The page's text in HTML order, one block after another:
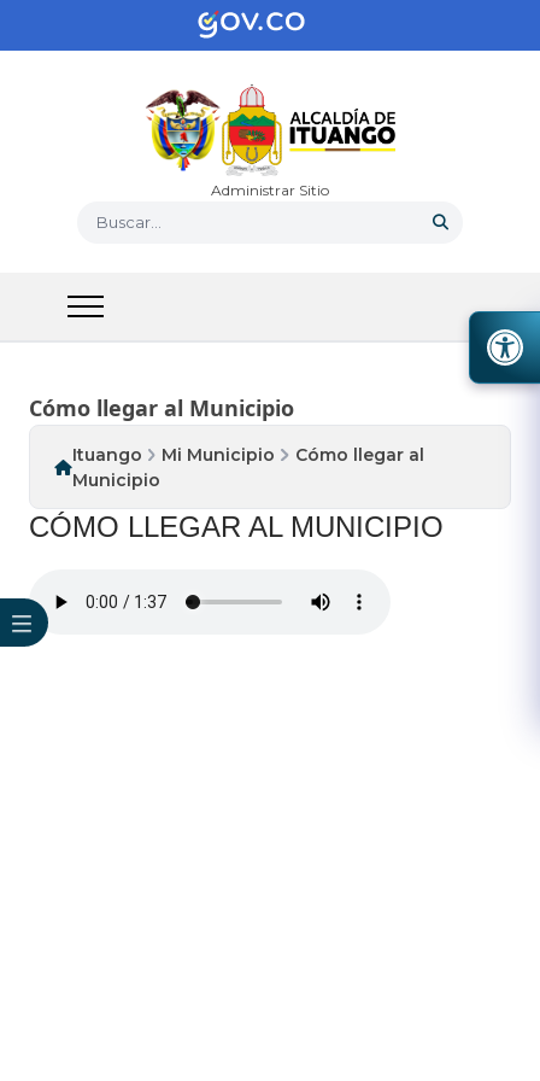
Administrar Sitio
Buscar...
Cómo llegar al Municipio
Ituango Mi Municipio
Cómo llegar al
Municipio
​​CÓMO LLEGAR AL MUNICIPIO